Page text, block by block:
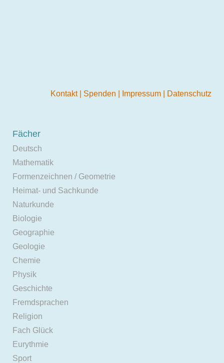
Kontakt Spenden Impressum Datenschutz
Fächer
Deutsch
Mathematik
Formenzeichnen / Geometrie
Heimat- und Sachkunde
Naturkunde
Biologie
Geographie
Geologie
Chemie
Physik
Geschichte
Fremdsprachen
Religion
Fach Glück
Eurythmie
Sport